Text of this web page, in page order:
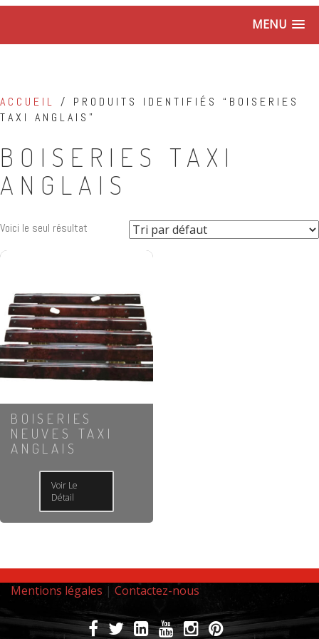
MENU
ACCUEIL / PRODUITS IDENTIFIÉS “BOISERIES
TAXI ANGLAIS”
BOISERIES TAXI
ANGLAIS
Voici le seul résultat
BOISERIES
NEUVES TAXI
ANGLAIS
Voir Le
Détail
Mentions légales | Contactez-nous